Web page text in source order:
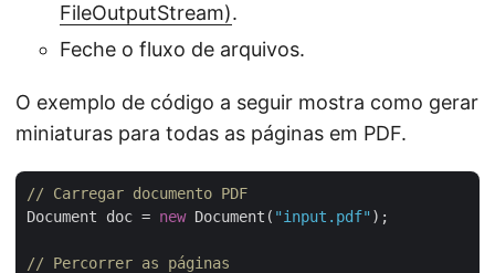
FileOutputStream).
Feche o fluxo de arquivos.
O exemplo de código a seguir mostra como gerar
miniaturas para todas as páginas em PDF.
// Carregar documento PDF
Document doc = new Document( "input.pdf" );
// Percorrer as páginas